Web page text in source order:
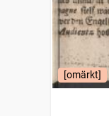
[omärkt]